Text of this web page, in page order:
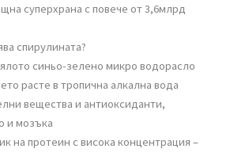
суперхрана с повече от 3,6млрд
спирулината?
синьо-зелено микро водорасло
расте в тропична алкална вода
вещества и антиоксиданти,
и мозъка
на протеин с висока концентрация –